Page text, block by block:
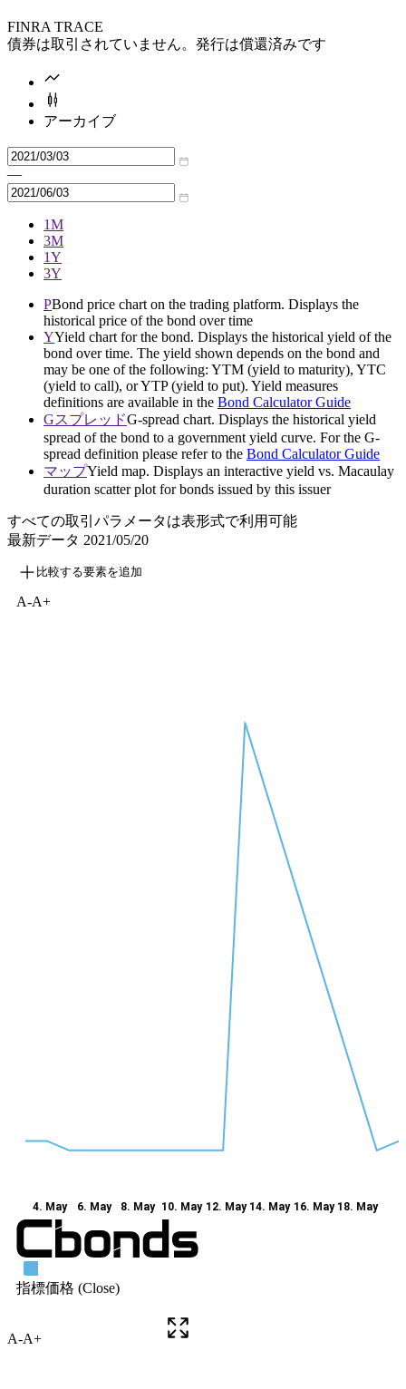
FINRA TRACE
債券は取引されていません。発行は償還済みです
アーカイブ
—
1M
3M
1Y
3Y
PBond price chart on the trading platform. Displays the
historical price of the bond over time
YYield chart for the bond. Displays the historical yield of the
bond over time. The yield shown depends on the bond and
may be one of the following: YTM (yield to maturity), YTC
(yield to call), or YTP (yield to put). Yield measures
definitions are available in the Bond Calculator Guide
GスプレッドG-spread chart. Displays the historical yield
spread of the bond to a government yield curve. For the G-
spread definition please refer to the Bond Calculator Guide
マップYield map. Displays an interactive yield vs. Macaulay
duration scatter plot for bonds issued by this issuer
すべての取引パラメータは表形式で利用可能
最新データ 2021/05/20
比較する要素を追加
A-A+